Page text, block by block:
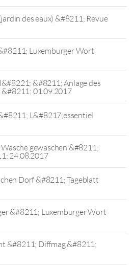
des eaux) &#8211; Revue
Luxemburger Wort
&#8211; Anlage des
01.09.2017
L&#8217;essentiel
gewaschen &#8211;
24.08.2017
Dorf &#8211; Tageblatt
&#8211; Luxemburger Wort
&#8211; Diffmag &#8211;